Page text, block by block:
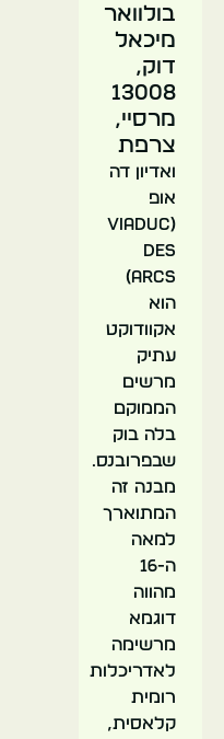
בולוואר
מיכאל
דוק,
13008
מרסיי,
צרפת
ואדיון דה
אופ
(Viaduc
des
Arcs)
הוא
אקוודוקט
עתיק
מרשים
הממוקם
בלה בוק
שבפרובנס.
מבנה זה
המתוארך
למאה
ה-16
מהווה
דוגמא
מרשימה
לאדריכלות
רומית
קלאסית,